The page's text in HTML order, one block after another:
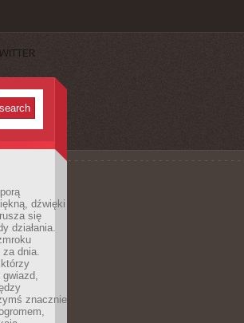
dźwięki
się
działania.
dnia.
gwiazd,
znacznie